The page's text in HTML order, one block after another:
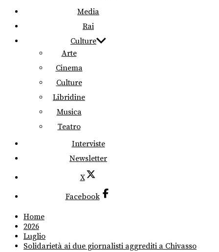
Media
Rai
Culture
Arte
Cinema
Culture
Libridine
Musica
Teatro
Interviste
Newsletter
X
Facebook
Home
2026
Luglio
Solidarietà ai due giornalisti aggrediti a Chivasso